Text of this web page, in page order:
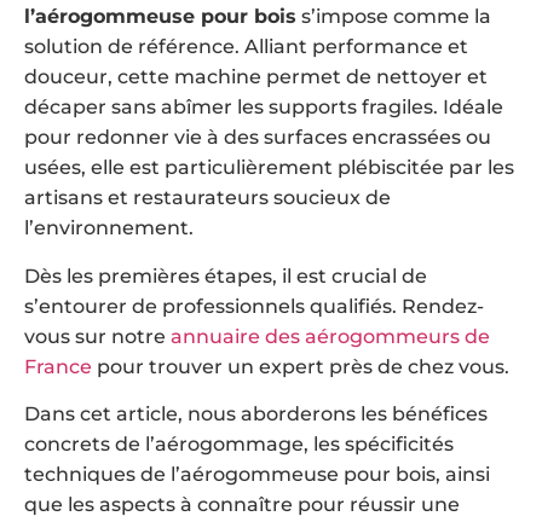
l’aérogommeuse pour bois s’impose comme la
solution de référence. Alliant performance et
douceur, cette machine permet de nettoyer et
décaper sans abîmer les supports fragiles. Idéale
pour redonner vie à des surfaces encrassées ou
usées, elle est particulièrement plébiscitée par les
artisans et restaurateurs soucieux de
l’environnement.
Dès les premières étapes, il est crucial de
s’entourer de professionnels qualifiés. Rendez-
vous sur notre annuaire des aérogommeurs de
France pour trouver un expert près de chez vous.
Dans cet article, nous aborderons les bénéfices
concrets de l’aérogommage, les spécificités
techniques de l’aérogommeuse pour bois, ainsi
que les aspects à connaître pour réussir une